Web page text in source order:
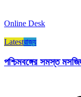
Online Desk
Latestরাজ্য​
পশ্চিমবঙ্গের সমস্ত